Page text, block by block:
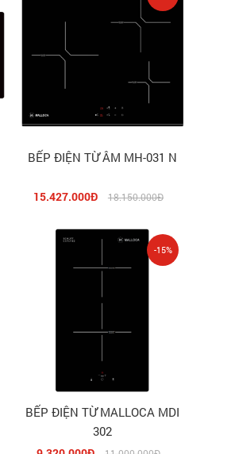
BẾP ĐIỆN TỪ ÂM MH-031 N
15.427.000Đ 18.150.000Đ
BẾP ĐIỆN TỪ MALLOCA MDI
302
-15%